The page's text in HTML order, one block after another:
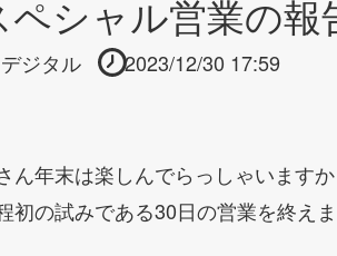
ペシャル営業の報
デジタル 2023/12/30 17:59
ん年末は楽しんでらっしゃいますか
初の試みである30日の営業を終え